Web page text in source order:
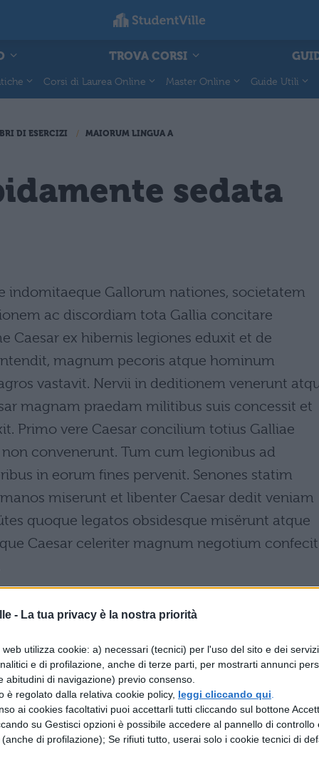
- La tua privacy è la nostra priorità
utilizza cookie: a) necessari (tecnici) per l'uso del sito e dei
e di profilazione, anche di terze parti, per mostrarti annunci
abitudini di navigazione) previo consenso.
è regolato dalla relativa cookie policy, leggi cliccando qui
ai cookies facoltativi puoi accettarli tutti cliccando sul bottone
su Gestisci opzioni è possibile accedere al pannello di controllo
di profilazione); Se rifiuti tutto, userai solo i cookie tecnici di
TROVA CORSI
Corsi di Laurea Online Master Online Guide Utili
DI ESERCIZI MAIORUM LINGUA A
sedata
indomitaeque Gallorum nationes, societatem
ac discordiam tota Gallia concitare
Caesar ex hibernis legiones eduxit et de
magnum pecoris atque hominum
vastavit. Nervii in deditionem venerunt
magnam praedam militibus suis concessit et
Primo vere Caesar concilium totius Galliae
convenerunt. Tum cum legionibus ad
in eorum fines pervenit. Senones statim
miserunt et libenter Caesar dedit veniam
quoque legatos obsidesque misërunt atque
Caesar celeriter magnum negotium confecit
feroci e sfrontati, strinsero unalleanza con i
la rivolta e il tumulto in tutta la Gallia. Così
fuori dalle sedi invernali le legioni e
un gran numero di pecore e di uomini,
giunsero alla resa e lasciarono gli ostaggi ai
bottino ai suoi soldati e riportò le legioni nei